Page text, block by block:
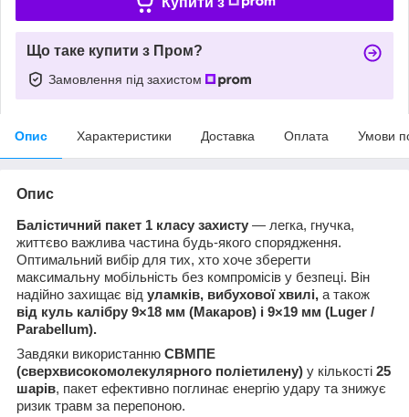
Що таке купити з Пром?
Замовлення під захистом
Опис Характеристики Доставка Оплата Умови
Опис
Балістичний пакет 1 класу захисту — легка, гнучка,
життєво важлива частина будь-якого спорядження.
Оптимальний вибір для тих, хто хоче зберегти
максимальну мобільність без компромісів у безпеці. Він
надійно захищає від уламків, вибухової хвилі, а також
від куль калібру 9×18 мм (Макаров) і 9×19 мм (Luger /
Parabellum).
Завдяки використанню СВМПЕ
(сверхвисокомолекулярного поліетилену) у кількості 25
шарів, пакет ефективно поглинає енергію удару та знижує
ризик травм за перепоною.